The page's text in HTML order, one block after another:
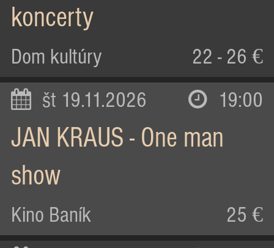
koncerty
Dom kultúry 22 - 26 €
št 19.11.2026 19:00
JAN KRAUS - One man
show
Kino Baník 25 €